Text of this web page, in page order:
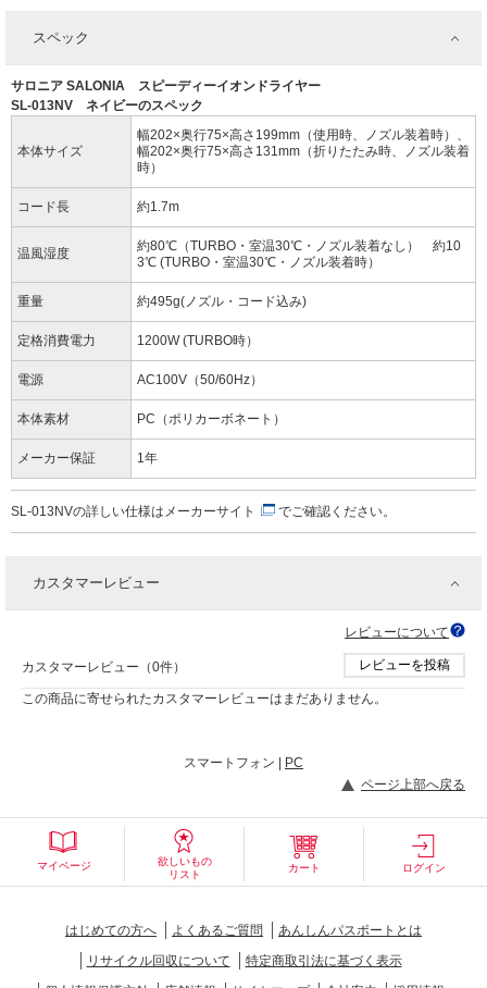
スペック
サロニア SALONIA スピーディーイオンドライヤー
SL-013NV ネイビーのスペック
本体サイズ
幅202×奥行75×高さ199mm（使用時、ノズル装着時）、
幅202×奥行75×高さ131mm（折りたたみ時、ノズル装着
時）
コード長 約1.7m
温風湿度
約80℃（TURBO・室温30℃・ノズル装着なし） 約10
3℃ (TURBO・室温30℃・ノズル装着時）
重量 約495g(ノズル・コード込み)
定格消費電力 1200W (TURBO時）
電源 AC100V（50/60Hz）
本体素材 PC（ポリカーボネート）
メーカー保証 1年
SL-013NVの詳しい仕様は メーカーサイト でご確認ください。
カスタマーレビュー
レビューについて
カスタマーレビュー（0件） レビューを投稿
この商品に寄せられたカスタマーレビューはまだありません。
スマートフォン |
PC
ページ上部へ戻る
マイページ
欲しいもの
リスト
カート ログイン
はじめての方へ よくあるご質問
あんしんパスポートとは
リサイクル回収について
特定商取引法に基づく表示